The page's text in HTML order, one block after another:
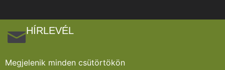
HÍRLEVÉL
Megjelenik minden csütörtökön